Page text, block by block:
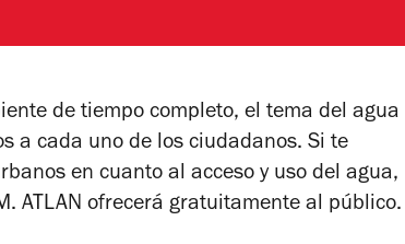
de tiempo completo, el tema del agua
a cada uno de los ciudadanos. Si te
en cuanto al acceso y uso del agua,
ATLAN ofrecerá gratuitamente al público.